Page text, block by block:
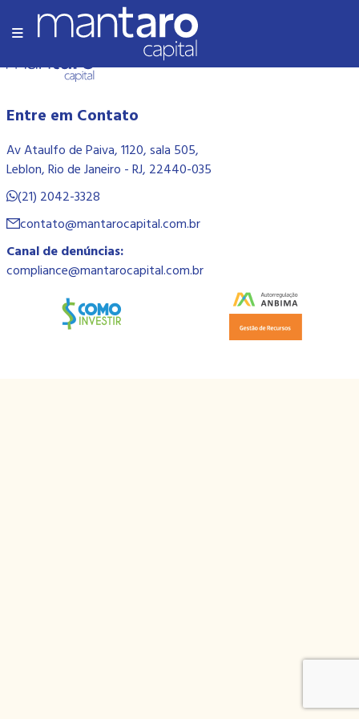
Olá Mundo!
Entre em Contato
Av Ataulfo de Paiva, 1120, sala 505,
Leblon, Rio de Janeiro - RJ, 22440-035
(21) 2042-3328
contato@mantarocapital.com.br
Canal de denúncias:
compliance@mantarocapital.com.br